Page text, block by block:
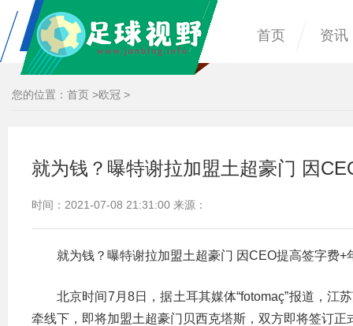
首页 资讯
您的位置： 首页 >欧冠 >
就为钱？曝特谢拉加盟土超豪门 因
时间：2021-07-08 21:31:00 来源：
就为钱？曝特谢拉加盟土超豪门 因CEO提高签字费+
北京时间7月8日，据土耳其媒体“fotomaç”报道，江
牵线下，即将加盟土超豪门贝西克塔斯，双方即将签订正